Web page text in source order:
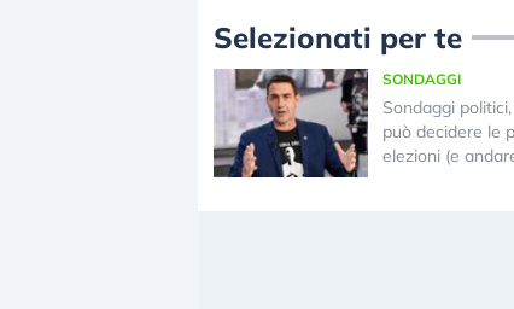
Selezionati per te
SONDAGGI
Sondaggi
può decidere le
elezioni (e